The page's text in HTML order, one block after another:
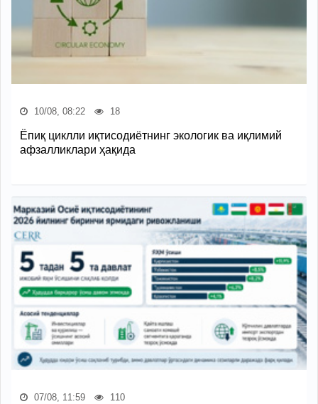
10/08, 08:22 18
Ёпиқ циклли иқтисодиётнинг экологик ва иқлимий
афзалликлари ҳақида
07/08, 11:59 110